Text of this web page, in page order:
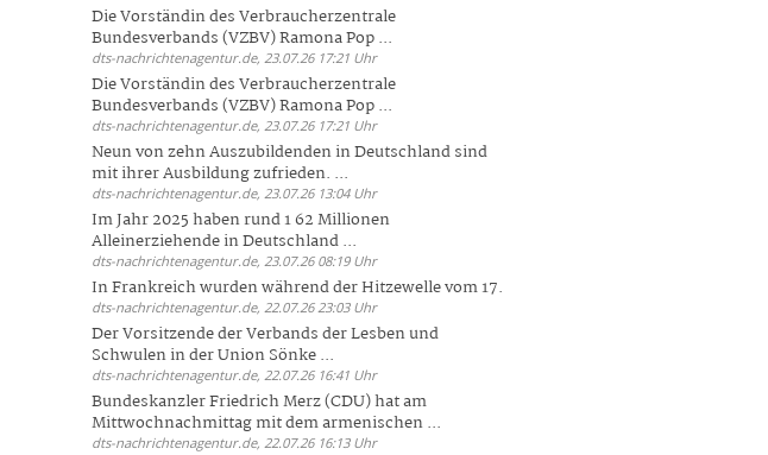
Die Vorständin des Verbraucherzentrale
Bundesverbands (VZBV) Ramona Pop ...
dts-nachrichtenagentur.de, 23.07.26 17:21 Uhr
Die Vorständin des Verbraucherzentrale
Bundesverbands (VZBV) Ramona Pop ...
dts-nachrichtenagentur.de, 23.07.26 17:21 Uhr
Neun von zehn Auszubildenden in Deutschland sind
mit ihrer Ausbildung zufrieden. ...
dts-nachrichtenagentur.de, 23.07.26 13:04 Uhr
Im Jahr 2025 haben rund 1 62 Millionen
Alleinerziehende in Deutschland ...
dts-nachrichtenagentur.de, 23.07.26 08:19 Uhr
In Frankreich wurden während der Hitzewelle vom 17.
dts-nachrichtenagentur.de, 22.07.26 23:03 Uhr
Der Vorsitzende der Verbands der Lesben und
Schwulen in der Union Sönke ...
dts-nachrichtenagentur.de, 22.07.26 16:41 Uhr
Bundeskanzler Friedrich Merz (CDU) hat am
Mittwochnachmittag mit dem armenischen ...
dts-nachrichtenagentur.de, 22.07.26 16:13 Uhr